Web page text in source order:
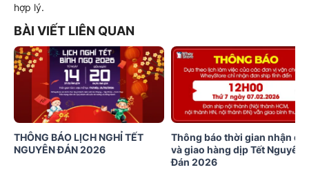
hợp lý.
BÀI VIẾT LIÊN QUAN
THÔNG BÁO LỊCH NGHỈ TẾT
NGUYÊN ĐÁN 2026
Thông báo thời gian nhận
và giao hàng dịp Tết Nguyên
Đán 2026